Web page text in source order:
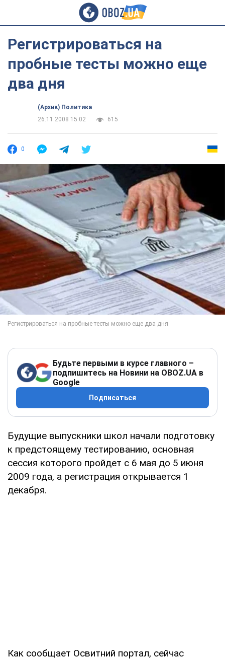
Регистрироваться на
пробные тесты можно еще
два дня
(Архив) Политика
26.11.2008 15:02
615
0
Будьте первыми в курсе главного –
подпишитесь на Новини на OBOZ.UA в
Google
Подписаться
Будущие выпускники школ начали подготовку
к предстоящему тестированию, основная
сессия которого пройдет с 6 мая до 5 июня
2009 года, а регистрация открывается 1
декабря.
Как сообщает Освитний портал, сейчас